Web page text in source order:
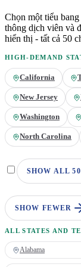
Chọn một tiểu
thông dịch viên và
hiển thị - tất cả 50
HIGH-DEMAND
California
New Jersey
Washington
North Carolina
SHOW ALL
SHOW FEWER
ALL STATES AND
Alabama